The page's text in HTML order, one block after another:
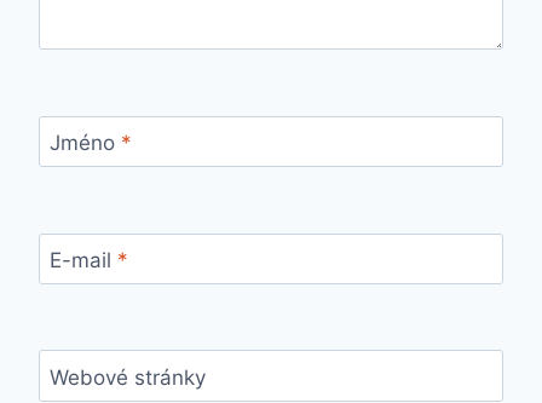
Jméno *
E-mail *
Webové stránky